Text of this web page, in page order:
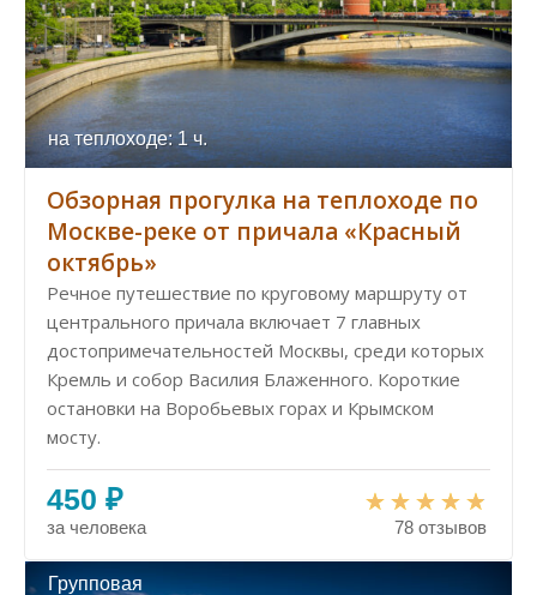
на теплоходе: 1 ч.
Обзорная прогулка на теплоходе по
Москве-реке от причала «Красный
октябрь»
Речное путешествие по круговому маршруту от
центрального причала включает 7 главных
достопримечательностей Москвы, среди которых
Кремль и собор Василия Блаженного. Короткие
остановки на Воробьевых горах и Крымском
мосту.
450 ₽
за человека 78 отзывов
Групповая